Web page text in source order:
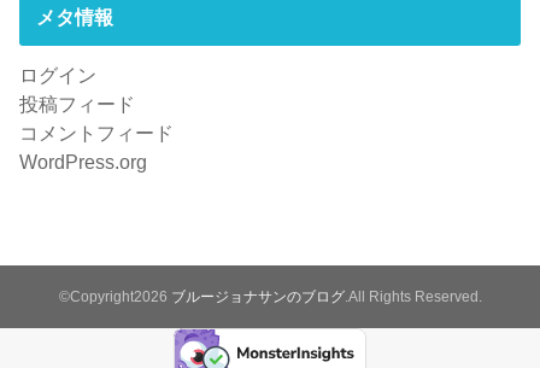
メタ情報
ログイン
投稿フィード
コメントフィード
WordPress.org
©Copyright2026 ブルージョナサンのブログ.All Rights Reserved.